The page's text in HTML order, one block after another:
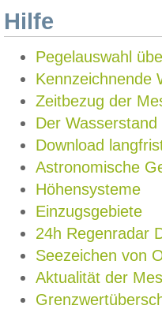
Hilfe
Pegelauswahl
Kennzeichnende
Zeitbezug der
Der Wasserstand
Download
Astronomische
Höhensysteme
Einzugsgebiete
24h Regenradar
Seezeichen von
Aktualität der